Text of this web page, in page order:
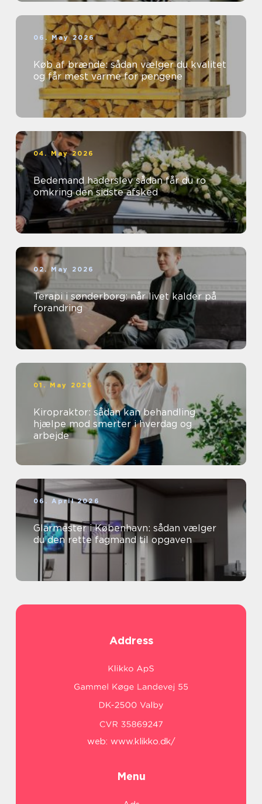
06. May 2026
Køb af brænde: sådan vælger du kvalitet
og får mest varme for pengene
04. May 2026
Bedemand haderslev sådan får du ro
omkring den sidste afsked
02. May 2026
Terapi i sønderborg: når livet kalder på
forandring
01. May 2026
Kiropraktor: sådan kan behandling
hjælpe mod smerter i hverdag og
arbejde
06. April 2026
Glarmester i København: sådan vælger
du den rette fagmand til opgaven
Address
web: www.klikko.dk/
Menu